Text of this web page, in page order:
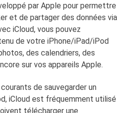
par Apple pour permettre
et de partager des données via
iCloud, vous pouvez
de votre iPhone/iPad/iPod
des calendriers, des
sur vos appareils Apple.
de sauvegarder un
iCloud est fréquemment utilisé
télécharger une